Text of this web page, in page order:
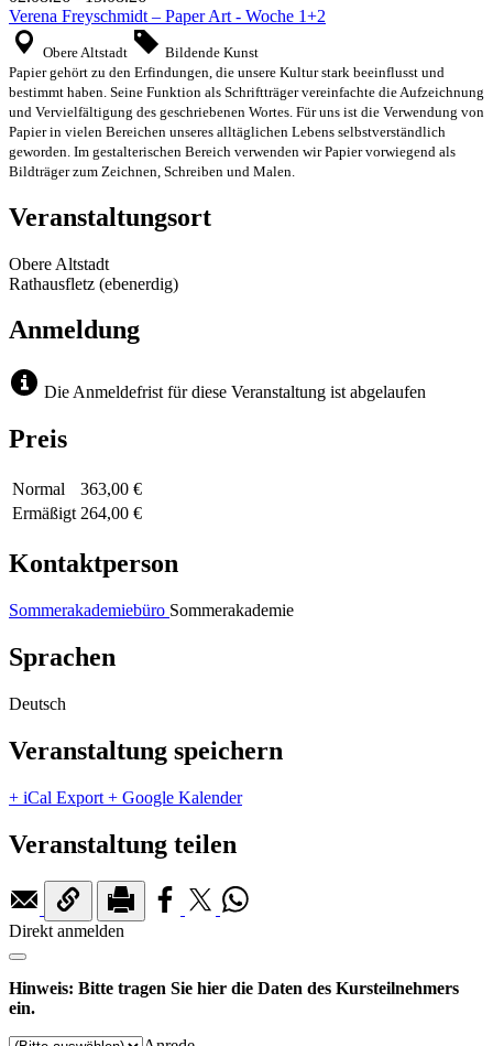
Verena Freyschmidt – Paper Art - Woche 1+2
Obere Altstadt
Bildende Kunst
Papier gehört zu den Erfindungen, die unsere Kultur stark beeinflusst und
bestimmt haben. Seine Funktion als Schriftträger vereinfachte die Aufzeichnung
und Vervielfältigung des geschriebenen Wortes. Für uns ist die Verwendung von
Papier in vielen Bereichen unseres alltäglichen Lebens selbstverständlich
geworden. Im gestalterischen Bereich verwenden wir Papier vorwiegend als
Bildträger zum Zeichnen, Schreiben und Malen.
Veranstaltungsort
Obere Altstadt
Rathausfletz (ebenerdig)
Anmeldung
Die Anmeldefrist für diese Veranstaltung ist abgelaufen
Preis
Normal
363,00 €
Ermäßigt 264,00 €
Kontaktperson
Sommerakademiebüro Sommerakademie
Sprachen
Deutsch
Veranstaltung speichern
+ iCal Export + Google Kalender
Veranstaltung teilen
Direkt anmelden
Hinweis: Bitte tragen Sie hier die Daten des Kursteilnehmers
ein.